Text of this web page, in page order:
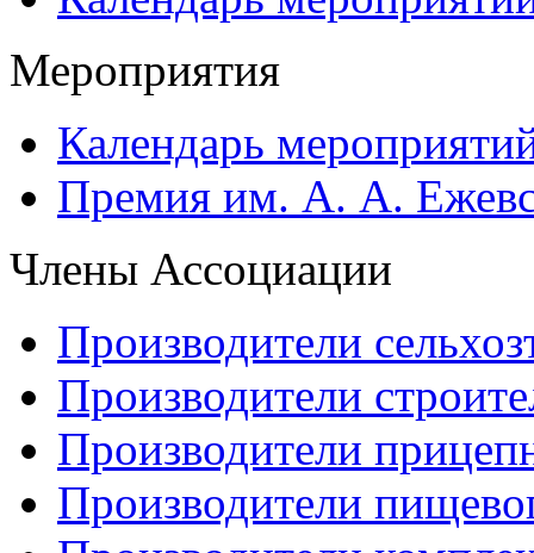
Мероприятия
Календарь
Премия им. А. А.
Члены Ассоциации
Производители
Производители
Производители
Производители